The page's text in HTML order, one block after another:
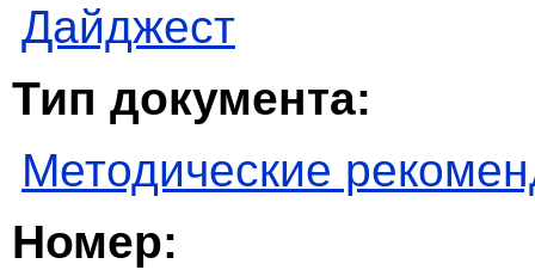
Дайджест
Тип документа:
Методические
Номер: